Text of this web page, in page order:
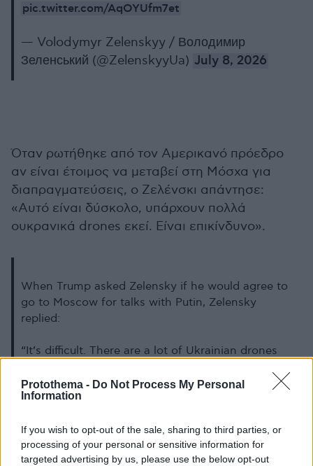
Protothema - Do Not Process My Personal
Information
If you wish to opt-out of the sale, sharing to third parties, or
processing of your personal or sensitive information for
targeted advertising by us, please use the below opt-out
pic.twitter.com/AqOYUfm7et
— Volodymyr Zelenskyy / Володимир
Зеленський (@ZelenskyyUa) July 8, 2026
Όταν ρωτήθηκε από τον Αμερικανό πρόεδρο
αν είναι έτοιμος να μεταβεί στη Μόσχα για
διαπραγματεύσεις, ο Ζελένσκι απάντησε:
«Αυτό είναι δύσκολο, υπάρχουν πολλά
ουκρανικά drones εκεί. Είναι επικίνδυνο».
When Trump asked Zelensky if he would agree to
go to Moscow for talks with Putin, Zelensky
replied:
“It’s difficult. There are a lot of Ukrainian drones
Trump agreed, saying:
“That is right. It is hard to go to Moscow.”
pic.twitter.com/Uvpn5RYebN